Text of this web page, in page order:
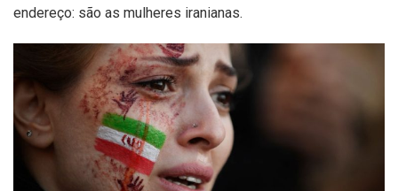
endereço: são as mulheres iranianas.